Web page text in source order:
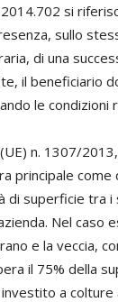
si
sullo
di una
il beneficiario
le condizioni
n. 1307/
principale come
di superficie tra i
Nel caso
e la veccia,
il 75% della
a colture